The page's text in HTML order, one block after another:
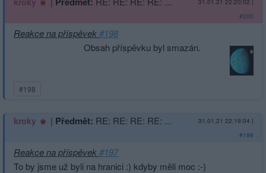
#200
Reakce na příspěvek#198
Obsah příspěvku byl smazán.
#198
kroky | Předmět: RE: RE: RE: RE: ... 31.01.21 22:19:04 |
#199
Reakce na příspěvek#197
To by jsme už byli na hranici :) kdyby měli moc :-)